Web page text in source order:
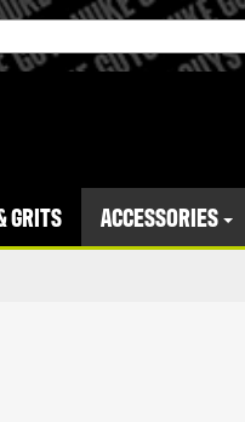
GRITS ACCESSORIES